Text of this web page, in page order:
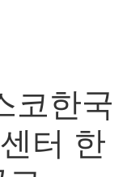
코한국
터 한